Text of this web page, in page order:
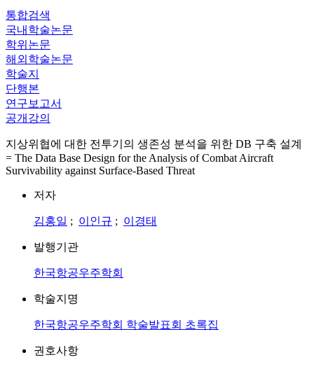
통합검색
국내학술논문
학위논문
해외학술논문
학술지
단행본
연구보고서
공개강의
지상위협에 대한 전투기의 생존성 분석을 위한 DB 구축 설계
= The Data Base Design for the Analysis of Combat Aircraft
Survivability against Surface-Based Threat
저자
김홍일 ; 이인규 ; 이경태
발행기관
한국항공우주학회
학술지명
한국항공우주학회 학술발표회 초록집
권호사항